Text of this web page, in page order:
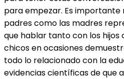
para empezar. Es
padres como las madres
que hablar tanto con los hijos
chicos en ocasiones
todo lo relacionado con la
evidencias científicas de que